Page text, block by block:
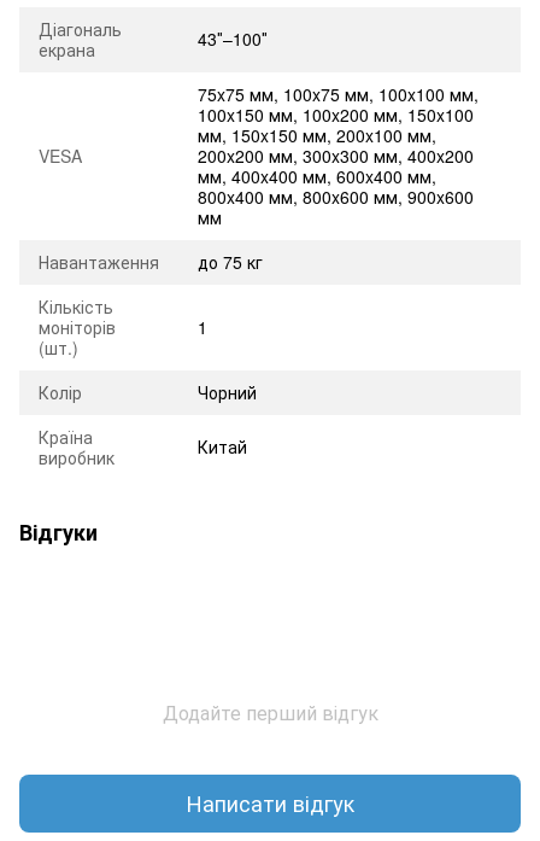
Діагональ
екрана
43″–100″
VESA
75x75 мм, 100x75 мм, 100x100 мм,
100x150 мм, 100x200 мм, 150x100
мм, 150x150 мм, 200x100 мм,
200x200 мм, 300x300 мм, 400x200
мм, 400x400 мм, 600x400 мм,
800x400 мм, 800x600 мм, 900x600
мм
Навантаження
до 75 кг
Кількість
моніторів
(шт.)
1
Колір
Чорний
Країна
виробник
Китай
Відгуки
Додайте перший відгук
Написати відгук